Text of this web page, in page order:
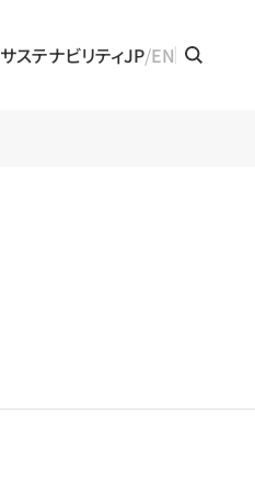
サステナビリティJP EN